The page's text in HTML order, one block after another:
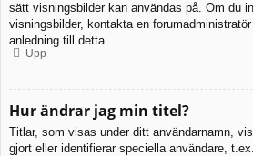
sätt visningsbilder kan användas på. Om du
visningsbilder, kontakta en
anledning till detta.
Upp
Hur ändrar jag min titel?
Titlar, som visas under ditt användarnamn,
gjort eller identifierar speciella användare,